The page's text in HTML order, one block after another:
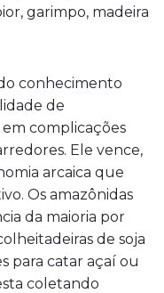
garimpo, madeira
conhecimento
de
complicações
Ele vence,
arcaica que
Os amazônidas
da maioria por
de soja
para catar açaí ou
coletando